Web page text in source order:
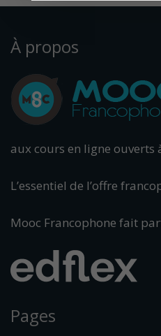
À propos
aux cours en ligne ouverts
L’essentiel de l’offre
Mooc Francophone fait
Pages